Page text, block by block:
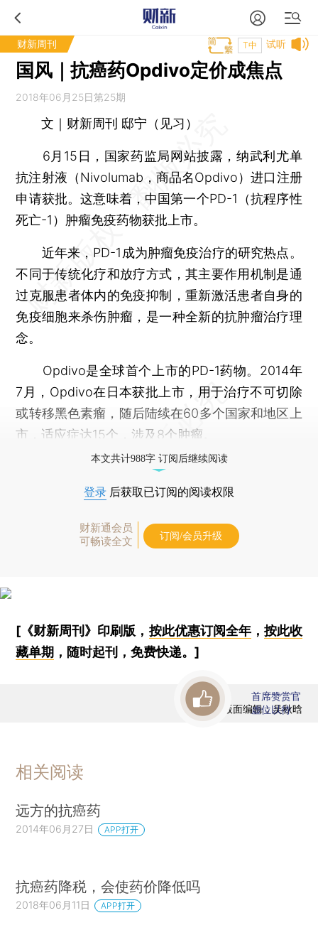
财新周刊 试听
T中
国风｜抗癌药Opdivo定价成焦点
2018年06月25日第25期
文｜财新周刊 邸宁（见习）
6月15日，国家药监局网站披露，纳武利尤单
抗注射液（Nivolumab，商品名Opdivo）进口注册
申请获批。这意味着，中国第一个PD-1（抗程序性
死亡-1）肿瘤免疫药物获批上市。
近年来，PD-1成为肿瘤免疫治疗的研究热点。
不同于传统化疗和放疗方式，其主要作用机制是通
过克服患者体内的免疫抑制，重新激活患者自身的
免疫细胞来杀伤肿瘤，是一种全新的抗肿瘤治疗理
念。
Opdivo是全球首个上市的PD-1药物。2014年
7月，Opdivo在日本获批上市，用于治疗不可切除
或转移黑色素瘤，随后陆续在60多个国家和地区上
市，适应症达15个，涉及8个肿瘤。
本文共计988字 订阅后继续阅读
登录 后获取已订阅的阅读权限
财新通会员
可畅读全文
订阅/会员升级
[《财新周刊》印刷版， 按此优惠订阅全年， 按此收
藏单期 ，随时起刊，免费快递。]
版面编辑：吴秋晗
首席赞赏官
虚位以待
相关阅读
远方的抗癌药
2014年06月27日 APP打开
抗癌药降税，会使药价降低吗
2018年06月11日 APP打开